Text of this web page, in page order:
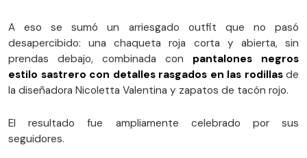
A eso se sumó un arriesgado outfit que no pasó
desapercibido: una chaqueta roja corta y abierta, sin
prendas debajo, combinada con pantalones negros
estilo sastrero con detalles rasgados en las rodillas de
la diseñadora Nicoletta Valentina y zapatos de tacón rojo.
El resultado fue ampliamente celebrado por sus
seguidores.